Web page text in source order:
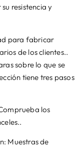
resistencia y
para fabricar
de los clientes..
sobre lo que se
tiene tres pasos
los
Muestras de